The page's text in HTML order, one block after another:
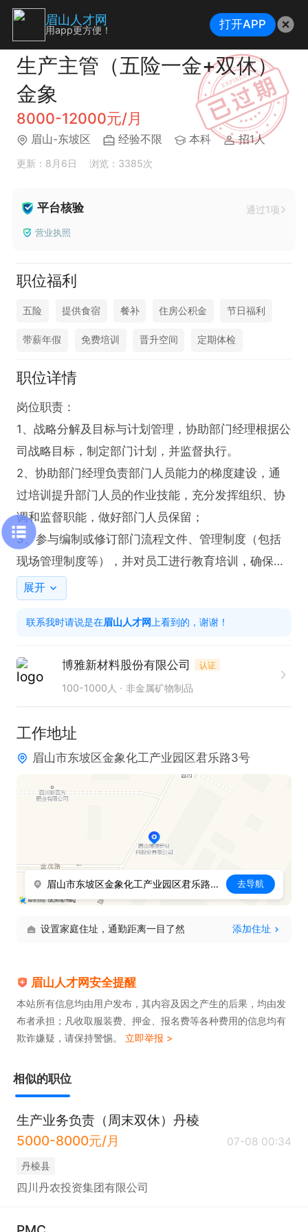
生产主管（五险一金+双休）
金象
8000-12000元/月
眉山-东坡区 经验不限 本科 招1人
更新：8月6日 浏览：3385次
平台核验 通过1项
营业执照
职位福利
五险 提供食宿 餐补 住房公积金 节日福利
带薪年假 免费培训 晋升空间 定期体检
职位详情
岗位职责：
1、战略分解及目标与计划管理，协助部门经理根据公
司战略目标，制定部门计划，并监督执行。
2、协助部门经理负责部门人员能力的梯度建设，通
过培训提升部门人员的作业技能，充分发挥组织、协
调和监督职能，做好部门人员保留；
3、参与编制或修订部门流程文件、管理制度（包括
现场管理制度等），并对员工进行教育培训，确保流
程、规章制度的有效运行；
量、安全的直接责任人；
解到所属各生产班组及工序，明确各项生产目标任
务，安排好日常生产工作，确保生产的各项指标能按
等）；
4.生产过程进度控制:跟进及控制生产进度,对生产异常
及时反馈、并主持或协调处理；
5.生产成本控制：严控车间物料领用及使用，杜绝浪
1、本科及以上学历，机械、材料专业为佳；
2、专业知识、技能：熟悉电脑办公软件，熟悉机械
3、工作经验：3年及以上同岗位工作经验。
展开
联系我时请说是在眉山人才网 上看到的，谢谢！
博雅新材料股份有限公司 认证
100-1000人 非金属矿物制品
工作地址
眉山市东坡区金象化工产业园区君乐路3号
眉山市东坡区金象化工产业园区君乐路3号 去导航
设置家庭住址，通勤距离一目了然 添加住址
眉山人才网安全提醒
本站所有信息均由用户发布，其内容及因之产生的后果，均由发
布者承担；凡收取服装费、押金、报名费等各种费用的信息均有
欺诈嫌疑，请保持警惕。 立即举报 >
相似的职位
生产业务负责（周末双休）丹棱
5000-8000元/月
07-08 00:34
丹棱县
四川丹农投资集团有限公司
眉山人才网
用app更方便！ 打开APP